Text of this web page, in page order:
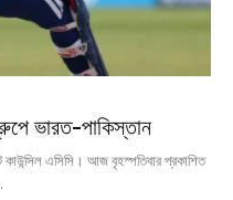
ভারত-পাকিস্তান
কাউন্সিল এসিসি। আজ বৃহস্পতিবার প্রকাশিত